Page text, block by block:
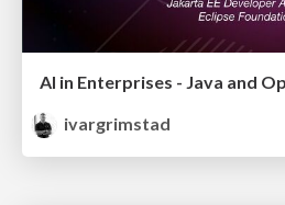
ivargrimstad